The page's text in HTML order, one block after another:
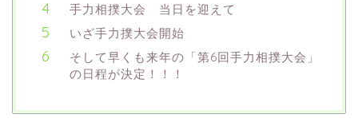
手力相撲大会 当日を迎えて
いざ手力撲大会開始
そして早くも来年の「第6回手力相撲大会」
の日程が決定！！！